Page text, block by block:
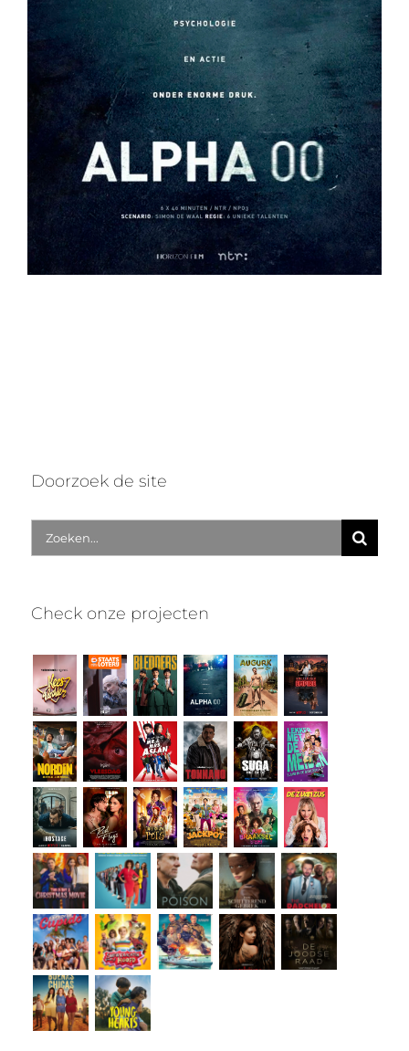
Doorzoek de site
Zoek
naar:
Check onze projecten